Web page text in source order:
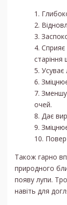
Сприяє
старіння
Усуває
очей.
Дає
Також гарно
природного
появу лупи.
навіть для